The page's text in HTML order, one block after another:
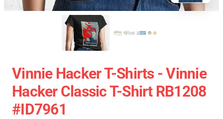
Vinnie Hacker T-Shirts - Vinnie
Hacker Classic T-Shirt RB1208
#ID7961